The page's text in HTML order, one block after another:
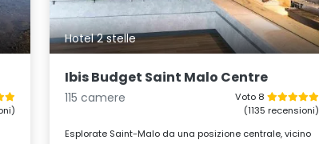
Hotel 2 stelle
Ibis Budget Saint Malo Centre
115 camere
Voto 8
(1135 recensioni)
Esplorate Saint-Malo da una posizione centrale, vicino